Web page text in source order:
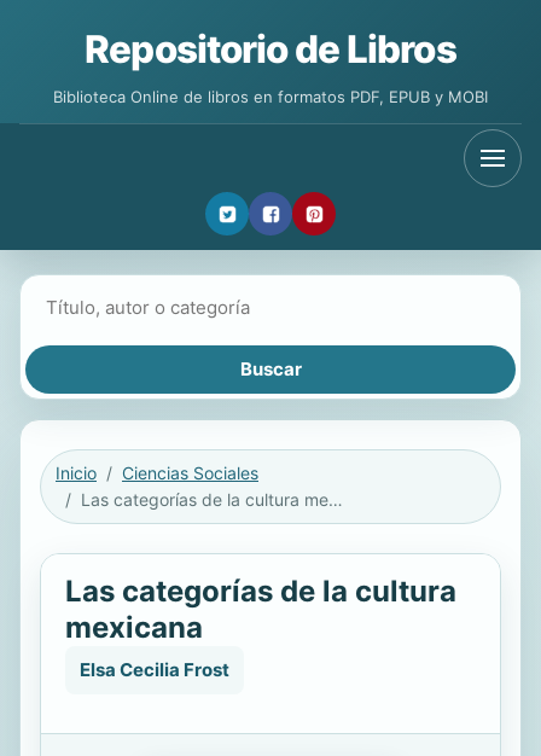
Repositorio de Libros
Biblioteca Online de libros en formatos PDF, EPUB y MOBI
Inicio
Ciencias Sociales
Las categorías de la cultura mexicana
Las categorías de la cultura
mexicana
Elsa Cecilia Frost